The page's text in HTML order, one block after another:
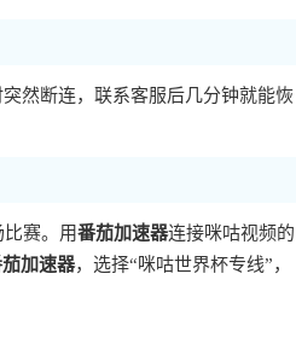
然断连，联系客服后几分钟就能恢
赛。用番茄加速器连接咪咕视频的
加速器，选择“咪咕世界杯专线”，